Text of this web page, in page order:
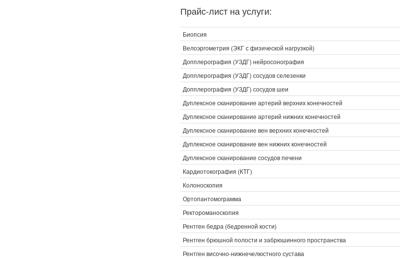
Прайс-лист на услуги:
Биопсия
Велоэргометрия (ЭКГ с физической нагрузкой)
Допплерография (УЗДГ) нейросонография
Допплерография (УЗДГ) сосудов селезенки
Допплерография (УЗДГ) сосудов шеи
Дуплексное сканирование артерий верхних конечностей
Дуплексное сканирование артерий нижних конечностей
Дуплексное сканирование вен верхних конечностей
Дуплексное сканирование вен нижних конечностей
Дуплексное сканирование сосудов печени
Кардиотокография (КТГ)
Колоноскопия
Ортопантомограмма
Ректороманоскопия
Рентген бедра (бедренной кости)
Рентген брюшной полости и забрюшинного пространства
Рентген височно-нижнечелюстного сустава